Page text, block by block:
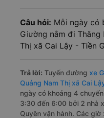
Câu hỏi: Mỗi ngày có
Giường nằm đi Thăng
Thị xã Cai Lậy - Tiền
Trả lời: Tuyến đường xe
Quảng Nam Thị xã Cai
ngày có khoảng 4
3:30 đến 6:00 bởi 2 nhà
Quyên vận hành. Các